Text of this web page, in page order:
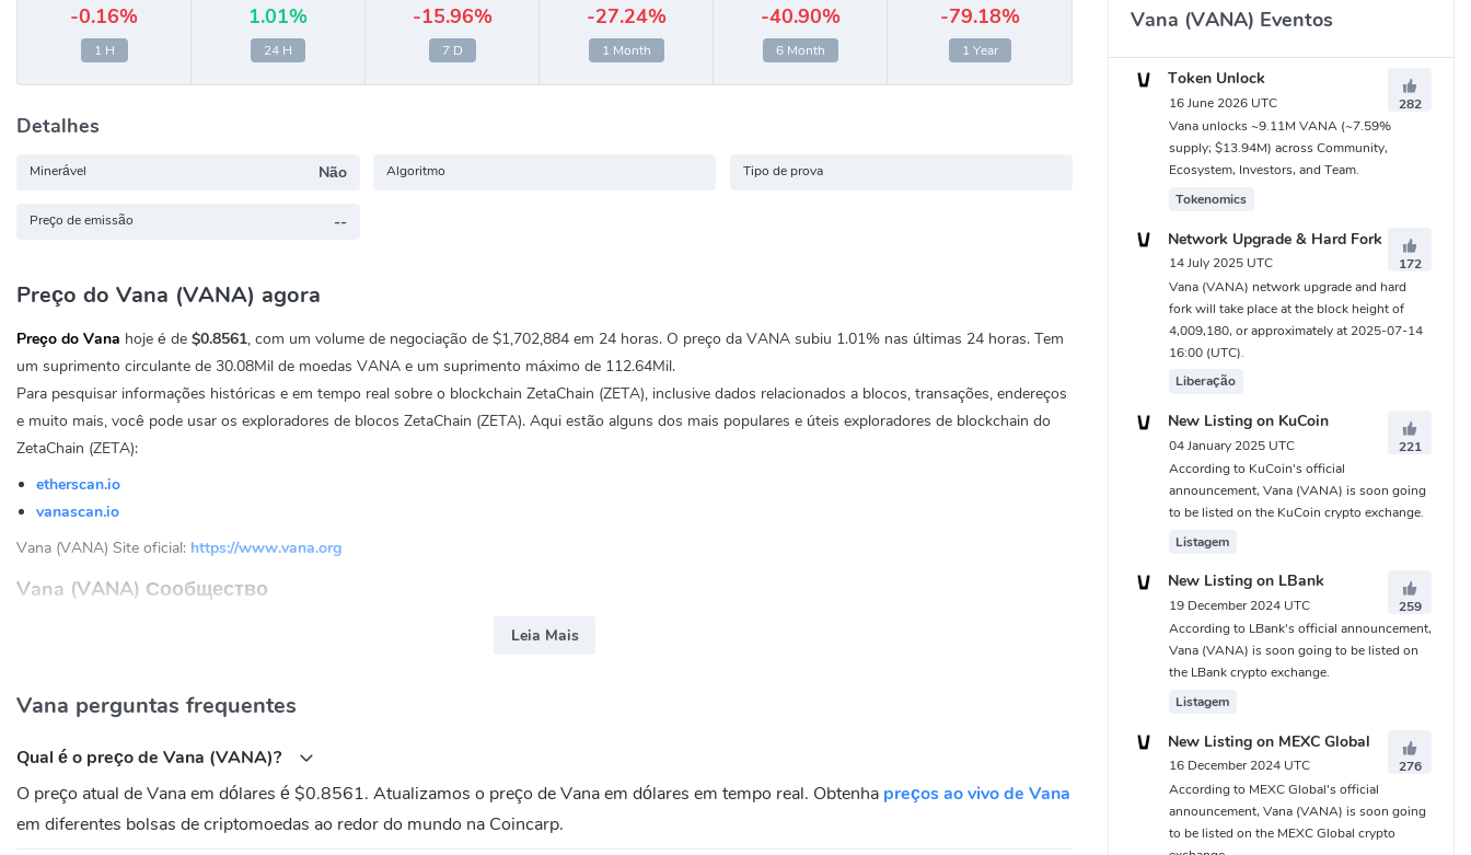
-0.16%
1 H
1.01%
24 H
-15.96%
7 D
-27.24%
1 Month
-40.90%
6 Month
-79.18%
1 Year
Detalhes
Minerável Não Algoritmo Tipo de prova
Preço de emissão --
Preço do Vana (VANA) agora
Preço do Vana hoje é de $0.8561, com um volume de negociação de $1,702,884 em 24 horas. O preço da VANA subiu 1.01% nas últimas 24 horas. Tem
um suprimento circulante de 30.08Mil de moedas VANA e um suprimento máximo de 112.64Mil.
Para pesquisar informações históricas e em tempo real sobre o blockchain ZetaChain (ZETA), inclusive dados relacionados a blocos, transações, endereços
e muito mais, você pode usar os exploradores de blocos ZetaChain (ZETA). Aqui estão alguns dos mais populares e úteis exploradores de blockchain do
ZetaChain (ZETA):
etherscan.io
vanascan.io
Vana (VANA) Site oficial: https://www.vana.org
Vana (VANA) Сообщество
Qual é o endereço de contrato de Vana (VANA)?
Leia Mais
Vana perguntas frequentes
Qual é o preço de Vana (VANA)?
O preço atual de Vana em dólares é $0.8561. Atualizamos o preço de Vana em dólares em tempo real. Obtenha preços ao vivo de Vana
em diferentes bolsas de criptomoedas ao redor do mundo na Coincarp.
Vana (VANA) Eventos
Token Unlock
16 June 2026 UTC
282
Vana unlocks ~9.11M VANA (~7.59%
supply; $13.94M) across Community,
Ecosystem, Investors, and Team.
Tokenomics
Network Upgrade & Hard Fork
14 July 2025 UTC
172
Vana (VANA) network upgrade and hard
fork will take place at the block height of
4,009,180, or approximately at 2025-07-14
16:00 (UTC).
Liberação
New Listing on KuCoin
04 January 2025 UTC
221
According to KuCoin's official
announcement, Vana (VANA) is soon going
to be listed on the KuCoin crypto exchange.
Listagem
New Listing on LBank
19 December 2024 UTC
259
According to LBank's official announcement,
Vana (VANA) is soon going to be listed on
the LBank crypto exchange.
Listagem
New Listing on MEXC Global
16 December 2024 UTC
276
According to MEXC Global's official
announcement, Vana (VANA) is soon going
to be listed on the MEXC Global crypto